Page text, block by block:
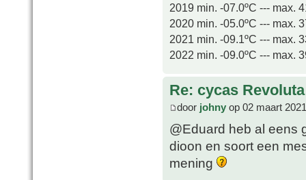
2019 min. -07.0ºC --- max.
2020 min. -05.0ºC --- max.
2021 min. -09.1ºC --- max.
2022 min. -09.0ºC --- max.
Re: cycas Revoluta
door johny op 02 maart
@Eduard heb al eens
dioon en soort een
mening